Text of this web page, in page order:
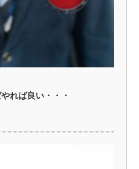
れば良い・・・